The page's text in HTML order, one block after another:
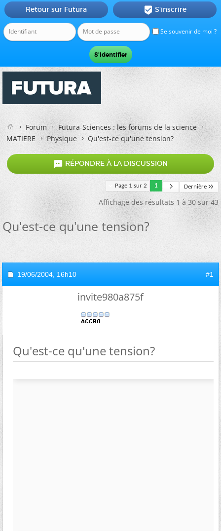
Se souvenir de moi ?
Retour sur Futura  S'inscrire
Forum
Futura-Sciences : les forums de la science
MATIERE
Physique Qu'est-ce qu'une tension?
 RÉPONDRE À LA DISCUSSION
Page 1 sur 2 1 Dernière
Affichage des résultats 1 à 30 sur 43
Qu'est-ce qu'une tension?
19/06/2004, 16h10 #1
invite980a875f
Qu'est-ce qu'une tension?